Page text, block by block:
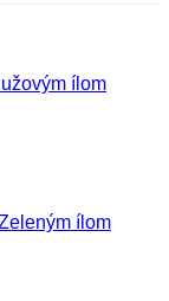
ílom
ílom